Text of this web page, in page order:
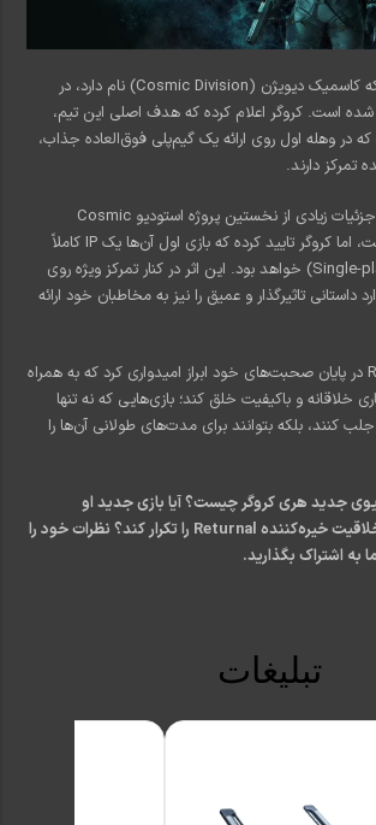
این استودیوی جدید که کاسمیک دیویژن (Cosmic Division) نام دارد، در
شده است. کروگر اعلام کرده که هدف اصلی این تیم،
در وهله اول روی ارائه یک گیم‌پلی فوق‌العاده جذاب،
تمرکز دارند.
اگرچه هنوز اطلاعات و جزئیات زیادی از نخستین پروژه استودیو Cosmic
Division در دست نیست، اما کروگر تایید کرده که بازی اول آن‌ها یک IP کاملاً
جدید و تک‌نفره (Single-player) خواهد بود. این اثر در کنار تمرکز ویژه روی
تاثیرگذار و عمیق را نیز به مخاطبان خود ارائه
کارگردان سابق Returnal در پایان صحبت‌های خود ابراز امیدواری کرد که به همراه
خلاقانه و باکیفیت خلق کند؛ بازی‌هایی که نه تنها
کنند، بلکه بتوانند برای مدت‌های طولانی آن‌ها را
جدید هری کروگر چیست؟ آیا بازی جدید او
می‌تواند موفقیت و خلاقیت خیره‌کننده Returnal را تکرار کند؟ نظرات خود را
اشتراک بگذارید.
تبلیغات